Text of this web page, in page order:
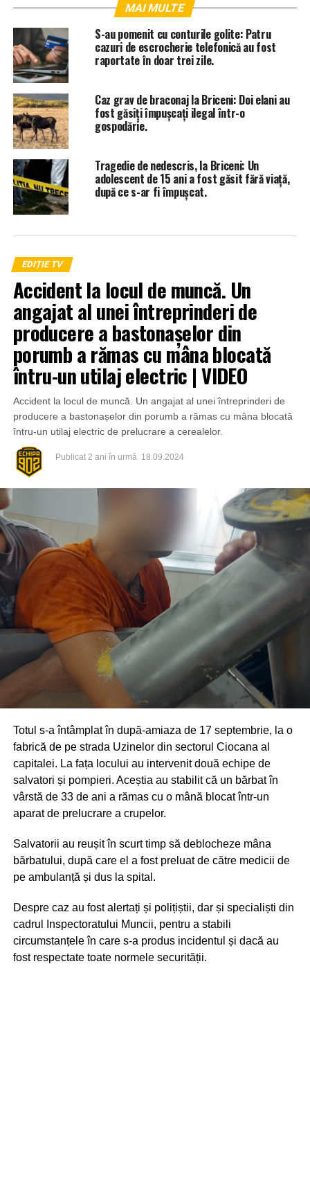
MAI MULTE
S-au pomenit cu conturile golite: Patru
cazuri de escrocherie telefonică au fost
raportate în doar trei zile.
Caz grav de braconaj la Briceni: Doi elani au
fost găsiți împușcați ilegal într-o
gospodărie.
Tragedie de nedescris, la Briceni: Un
adolescent de 15 ani a fost găsit fără viață,
după ce s-ar fi împușcat.
EDIȚIE TV
Accident la locul de muncă. Un
angajat al unei întreprinderi de
producere a bastonașelor din
porumb a rămas cu mâna blocată
întru-un utilaj electric | VIDEO
Accident la locul de muncă. Un angajat al unei întreprinderi de
producere a bastonașelor din porumb a rămas cu mâna blocată
întru-un utilaj electric de prelucrare a cerealelor.
Publicat 2 ani în urmă 18.09.2024
Totul s-a întâmplat în după-amiaza de 17 septembrie, la o
fabrică de pe strada Uzinelor din sectorul Ciocana al
capitalei. La fața locului au intervenit două echipe de
salvatori și pompieri. Aceștia au stabilit că un bărbat în
vârstă de 33 de ani a rămas cu o mână blocat într-un
aparat de prelucrare a crupelor.
Salvatorii au reușit în scurt timp să deblocheze mâna
bărbatului, după care el a fost preluat de către medicii de
pe ambulanță și dus la spital.
Despre caz au fost alertați și polițiștii, dar și specialiști din
cadrul Inspectoratului Muncii, pentru a stabili
circumstanțele în care s-a produs incidentul și dacă au
fost respectate toate normele securității.